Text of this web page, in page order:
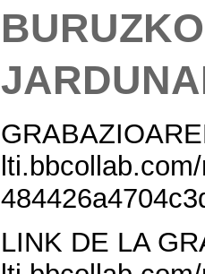
BURUZKO
LINK DE LA